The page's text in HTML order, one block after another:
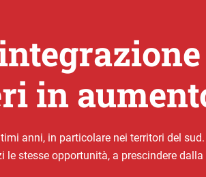
in
anni, in particolare nei territori del
stesse opportunità, a prescindere